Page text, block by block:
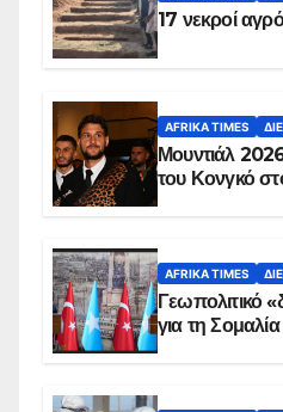
17 νεκροί
AFRIKA TIMES
Μουντιάλ
του Κονγκό
AFRIKA TIMES
Γεωπολιτικό
για τη Σομαλία